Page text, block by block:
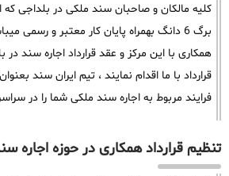
کلیه مالکان و صاحبان سند ملکی در بلداجی که
برگ 6 دانگ بهمراه پایان کار معتبر و رسمی
همکاری با این مرکز و عقد قرارداد اجاره سند
قرارداد با ما اقدام نمایند ، تیم ایران سند
فرایند مربوط به اجاره سند ملکی شما را در
تنظیم قرارداد همکاری در حوزه اجاره